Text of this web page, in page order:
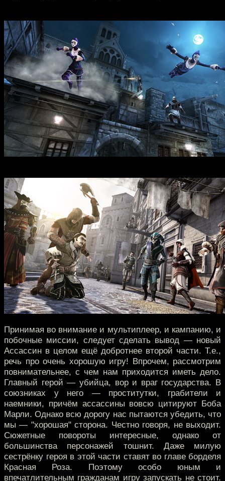
Принимая во внимание и мультиплеер, и кампанию, и
побочные миссии, следует сделать вывод — новый
Ассассин в целом ещё добротнее второй части. Т.е.,
речь про очень хорошую игру! Впрочем, рассмотрим
повнимательнее, с чем нам приходится иметь дело.
Главный герой — убийца, вор и враг государства. В
союзниках у него — проститутки, грабители и
наемники, причём ассассины вовсю цитируют Боба
Марли. Однако всю дорогу нас пытаются убедить, что
мы — "хорошая" сторона. Честно говоря, не выходит.
Сюжетные повороты интересные, однако от
большинства персонажей тошнит. Даже милую
сестрёнку героя в этой части ставят во главе борделя
Красная Роза. Поэтому особо юным и
впечатлительным гражданам игру запускать не стоит.